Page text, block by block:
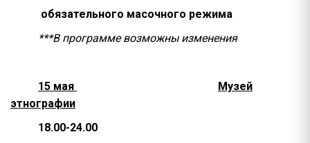
обязательного масочного режима
***В программе возможны изменения
15 мая
Музей
этнографии
18.00-24.00